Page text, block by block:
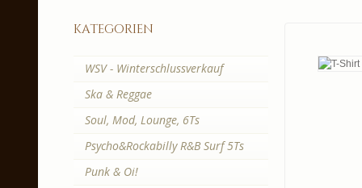
kategorien
WSV - Winterschlussverkauf
Ska & Reggae
Soul, Mod, Lounge, 6Ts
Psycho&Rockabilly R&B Surf 5Ts
Punk & Oi!